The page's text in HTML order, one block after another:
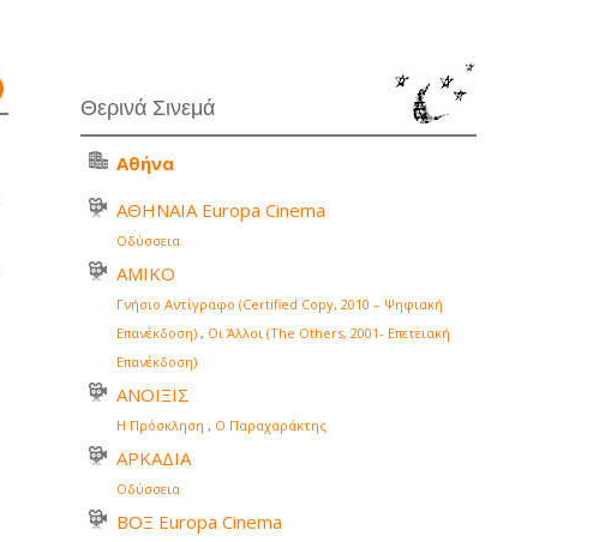
Θερινά Σινεμά
Αθήνα
ΑΘΗΝΑΙΑ Europa Cinema
Οδύσσεια
ΑΜΙΚΟ
Γνήσιο Αντίγραφο (Certified Copy, 2010 – Ψηφιακή
Επανέκδοση) , Οι Άλλοι (The Others, 2001- Επετειακή
Επανέκδοση)
ΑΝΟΙΞΙΣ
Η Πρόσκληση , Ο Παραχαράκτης
ΑΡΚΑΔΙΑ
Οδύσσεια
ΒΟΞ Europa Cinema